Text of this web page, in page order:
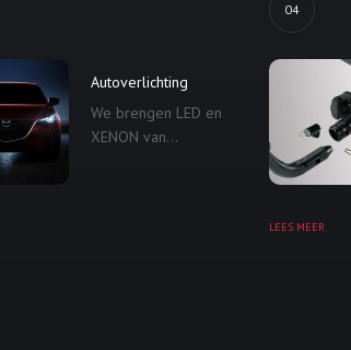
Autoverlichting
We brengen LED en
XENON van...
04
LEES MEER